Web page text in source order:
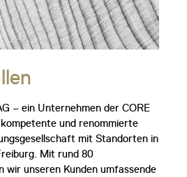
– ein Unternehmen der CORE
und renommierte
mit Standorten in
Mit rund 80
wir unseren Kunden umfassende